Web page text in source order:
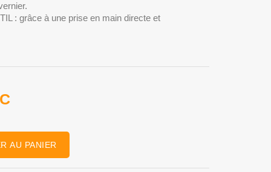
: grâce à une prise en main directe et
AU PANIER